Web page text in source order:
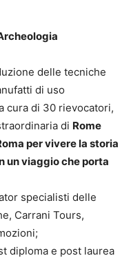
delle tecniche
di uso
cura di 30 rievocatori,
di Rome
per vivere la storia
un viaggio che porta
specialisti delle
Carrani Tours,
diploma e post laurea